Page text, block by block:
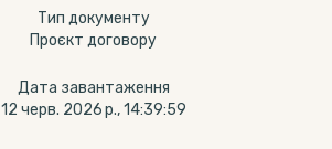
Тип документу
Проєкт договору
Дата завантаження
12 черв. 2026 р., 14:39:59